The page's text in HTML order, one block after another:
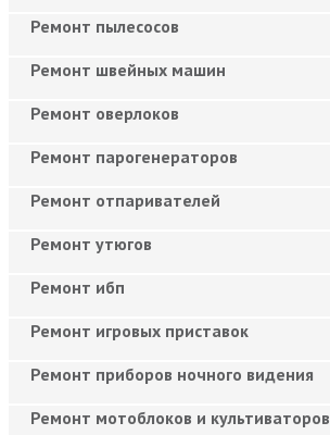
Ремонт пылесосов
Ремонт швейных машин
Ремонт оверлоков
Ремонт парогенераторов
Ремонт отпаривателей
Ремонт утюгов
Ремонт ибп
Ремонт игровых приставок
Ремонт приборов ночного видения
Ремонт мотоблоков и культиваторов